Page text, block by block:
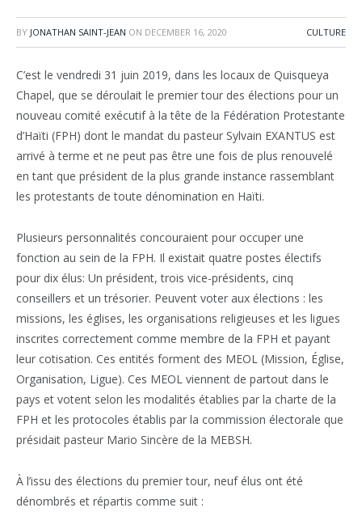
BY JONATHAN SAINT-JEAN ON DECEMBER 16, 2020 CULTURE
C’est le vendredi 31 juin 2019, dans les locaux de Quisqueya
Chapel, que se déroulait le premier tour des élections pour un
nouveau comité exécutif à la tête de la Fédération Protestante
d’Haïti (FPH) dont le mandat du pasteur Sylvain EXANTUS est
arrivé à terme et ne peut pas être une fois de plus renouvelé
en tant que président de la plus grande instance rassemblant
les protestants de toute dénomination en Haïti.
Plusieurs personnalités concouraient pour occuper une
fonction au sein de la FPH. Il existait quatre postes électifs
pour dix élus: Un président, trois vice-présidents, cinq
conseillers et un trésorier. Peuvent voter aux élections : les
missions, les églises, les organisations religieuses et les ligues
inscrites correctement comme membre de la FPH et payant
leur cotisation. Ces entités forment des MEOL (Mission, Église,
Organisation, Ligue). Ces MEOL viennent de partout dans le
pays et votent selon les modalités établies par la charte de la
FPH et les protocoles établis par la commission électorale que
présidait pasteur Mario Sincère de la MEBSH.
À l’issu des élections du premier tour, neuf élus ont été
dénombrés et répartis comme suit :